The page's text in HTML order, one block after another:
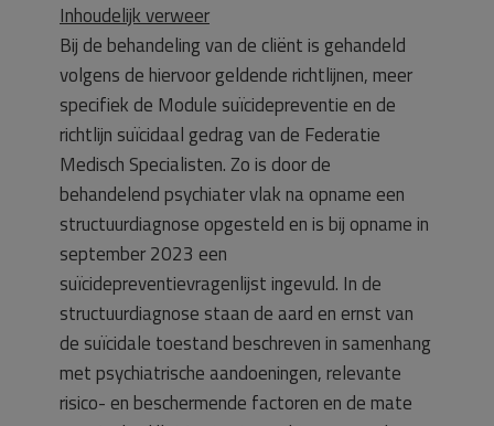
Inhoudelijk verweer
Bij de behandeling van de cliënt is gehandeld
volgens de hiervoor geldende richtlijnen, meer
specifiek de Module suïcidepreventie en de
richtlijn suïcidaal gedrag van de Federatie
Medisch Specialisten. Zo is door de
behandelend psychiater vlak na opname een
structuurdiagnose opgesteld en is bij opname in
september 2023 een
suïcidepreventievragenlijst ingevuld. In de
structuurdiagnose staan de aard en ernst van
de suïcidale toestand beschreven in samenhang
met psychiatrische aandoeningen, relevante
risico- en beschermende factoren en de mate